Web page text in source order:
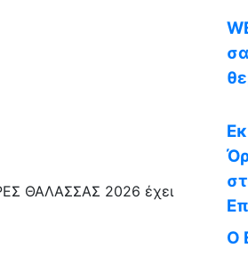
ΘΑΛΑΣΣΑΣ 2026 έχει
Ο